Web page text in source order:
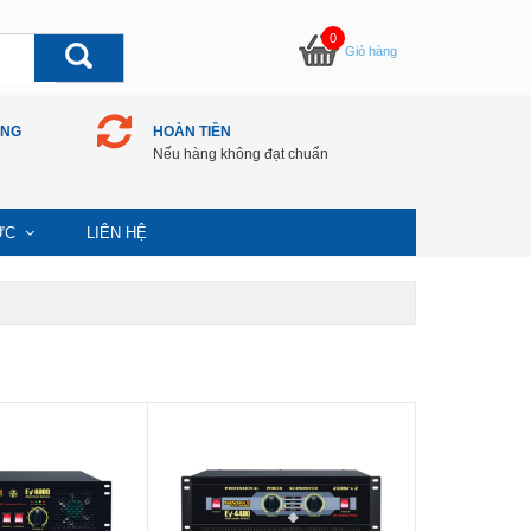
0
Giỏ hàng
HOÀN TIỀN
Nếu hàng không đạt chuẩn
LIÊN HỆ